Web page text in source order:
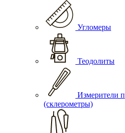
Угломеры
Теодолиты
Измерители
(склерометры)